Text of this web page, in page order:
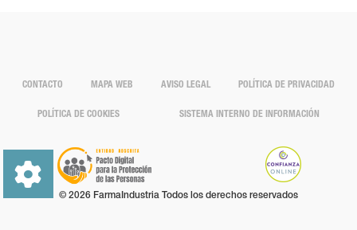
CONTACTO MAPA WEB AVISO LEGAL POLÍTICA DE PRIVACIDAD
POLÍTICA DE COOKIES SISTEMA INTERNO DE INFORMACIÓN
© 2026 FarmaIndustria Todos los derechos reservados